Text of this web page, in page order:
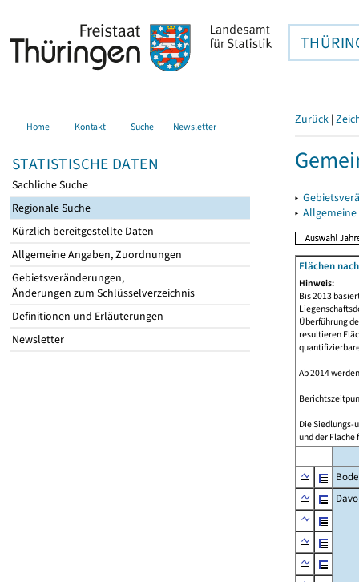
Home Kontakt Suche Newsletter
STATISTISCHE DATEN
Sachliche Suche
Regionale Suche
Kürzlich bereitgestellte Daten
Allgemeine Angaben, Zuordnungen
Gebietsveränderungen,
Änderungen zum Schlüsselverzeichnis
Definitionen und Erläuterungen
Newsletter
Zurück |
▸
▸
Flächen
Hinweis:
Bis 2013
Überführung
resultieren
Ab 2014
Die Siedlungs-
und der Fläche